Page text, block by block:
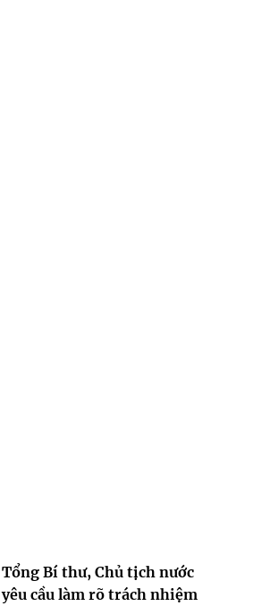
Tổng Bí thư, Chủ tịch nước
yêu cầu làm rõ trách nhiệm